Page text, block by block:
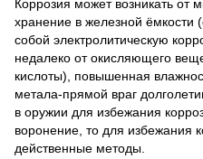
Коррозия может возникать от
хранение в железной ёмкости
собой электролитическую
недалеко от окисляющего
кислоты), повышенная
метала-прямой враг
в оружии для избежания
воронение, то для избежания
действенные методы.